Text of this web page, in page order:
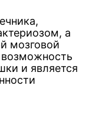
а
мозговой
и является